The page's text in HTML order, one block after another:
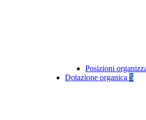
Posizioni
Dotazione organica 5